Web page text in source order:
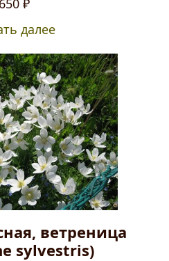
далее
ветреница
sylvestris)